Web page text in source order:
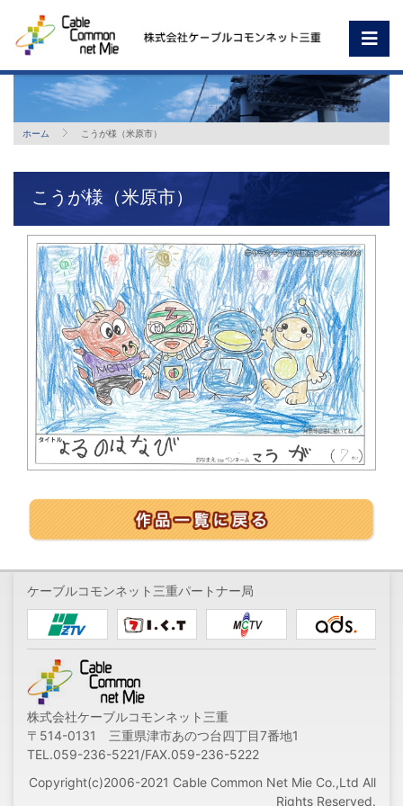
ホーム こうが様（米原市）
こうが様（米原市）
ケーブルコモンネット三重パートナー局
株式会社ケーブルコモンネット三重
〒514-0131 三重県津市あのつ台四丁目7番地1
TEL.059-236-5221/FAX.059-236-5222
Copyright(c)2006-2021 Cable Common Net Mie Co.,Ltd All
Rights Reserved.